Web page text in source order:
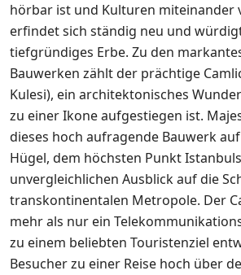
hörbar ist und Kulturen miteinander
erfindet sich ständig neu und
tiefgründiges Erbe. Zu den
Bauwerken zählt der prächtige
Kulesi), ein architektonisches
zu einer Ikone aufgestiegen ist.
dieses hoch aufragende Bauwerk
Hügel, dem höchsten Punkt
unvergleichlichen Ausblick auf die
transkontinentalen Metropole. Der
mehr als nur ein
zu einem beliebten Touristenziel
Besucher zu einer Reise hoch über